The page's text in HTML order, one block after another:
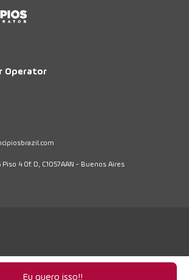
Eu quero isso!!
Operator
Piso 4 Of. D, C1057AAN - Buenos Aires